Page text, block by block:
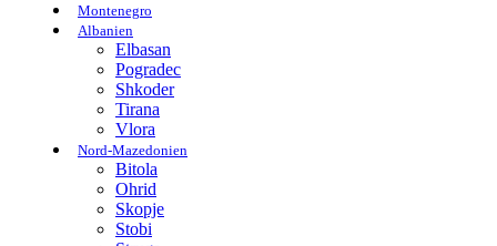
Montenegro
Albanien
Elbasan
Pogradec
Shkoder
Tirana
Vlora
Nord-Mazedonien
Bitola
Ohrid
Skopje
Stobi